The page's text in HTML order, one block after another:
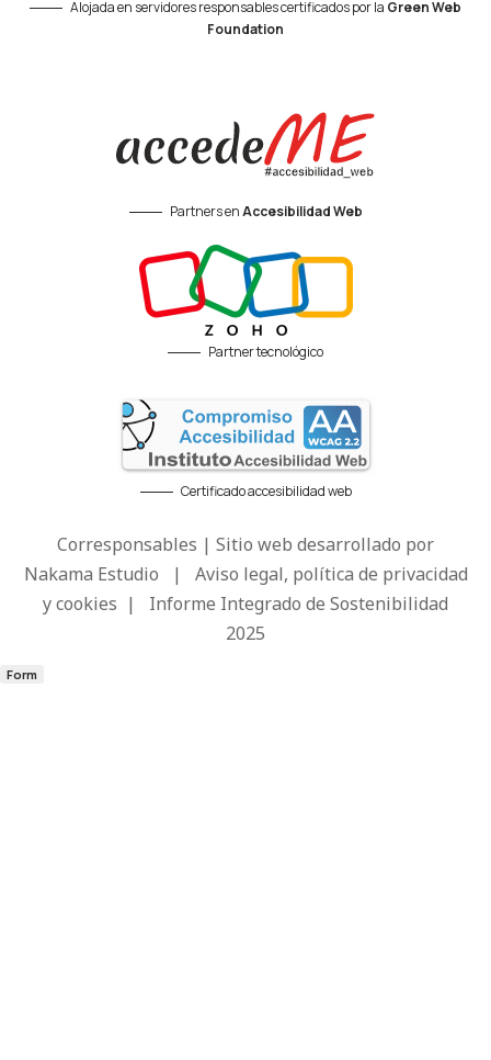
Alojada en servidores responsables certificados por la Green Web
Foundation
Partners enAccesibilidad Web
Partner tecnológico
Certificado accesibilidad web
Corresponsables | Sitio web desarrollado por
Nakama Estudio | Aviso legal, política de privacidad
y cookies | Informe Integrado de Sostenibilidad
2025
Form